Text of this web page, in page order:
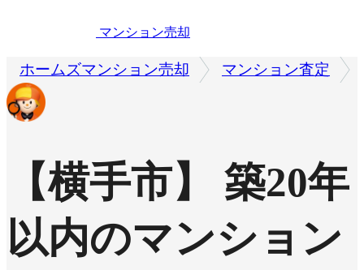
マンション売却
ホームズマンション売却 マンション査定
【横手市】 築20年
以内のマンション